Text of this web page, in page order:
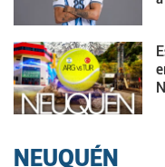
NEUQUÉN